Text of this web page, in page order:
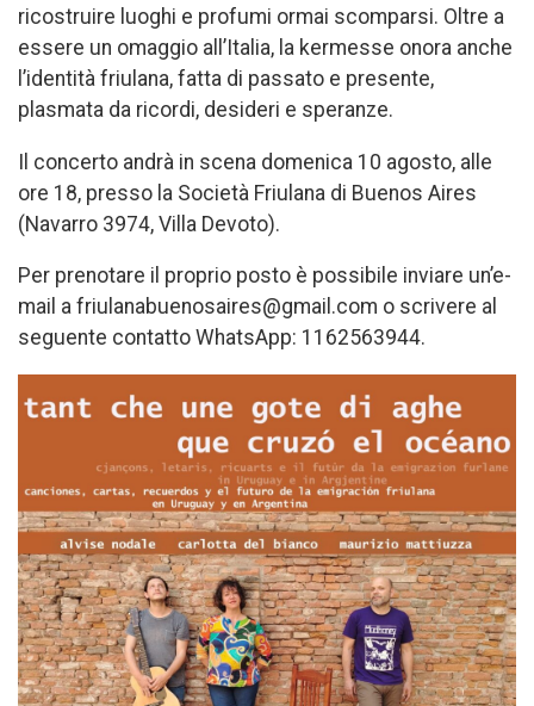
ricostruire luoghi e profumi ormai scomparsi. Oltre a
essere un omaggio all’Italia, la kermesse onora anche
l’identità friulana, fatta di passato e presente,
plasmata da ricordi, desideri e speranze.
Il concerto andrà in scena domenica 10 agosto, alle
ore 18, presso la Società Friulana di Buenos Aires
(Navarro 3974, Villa Devoto).
Per prenotare il proprio posto è possibile inviare un’e-
mail a friulanabuenosaires@gmail.com o scrivere al
seguente contatto WhatsApp: 1162563944.